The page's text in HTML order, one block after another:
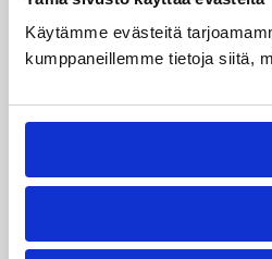
Käytämme evästeitä
kumppaneillemme tietoja siitä,